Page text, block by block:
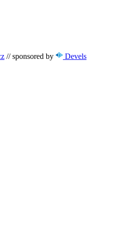
// sponsored by Devels